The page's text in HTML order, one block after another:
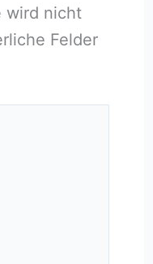
wird nicht
Felder